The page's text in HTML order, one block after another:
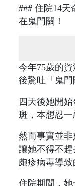
### 住院14
在鬼門關！
今年75歲的
後驚吐「鬼門
四天後她開
斑，本想忍一
然而事實並
讓她不得不
皰疹病毒導致
住院期間，